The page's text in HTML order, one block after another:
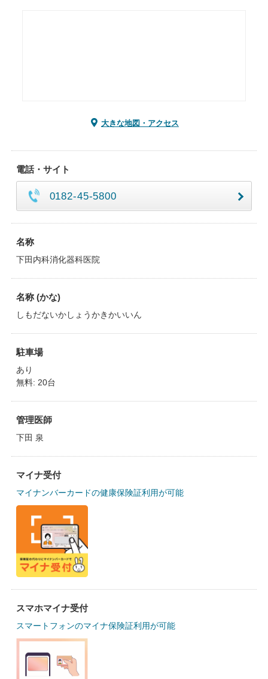
大きな地図・アクセス
電話・サイト
0182-45-5800
名称
下田内科消化器科医院
名称 (かな)
しもだないかしょうかきかいいん
駐車場
あり
無料: 20台
管理医師
下田 泉
マイナ受付
マイナンバーカードの健康保険証利用が可能
スマホマイナ受付
スマートフォンのマイナ保険証利用が可能